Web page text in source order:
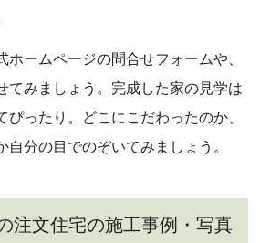
ホームページの問合せフォームや、
てみましょう。完成した家の見学は
ぴったり。どこにこだわったのか、
自分の目でのぞいてみましょう。
注文住宅の施工事例・写真